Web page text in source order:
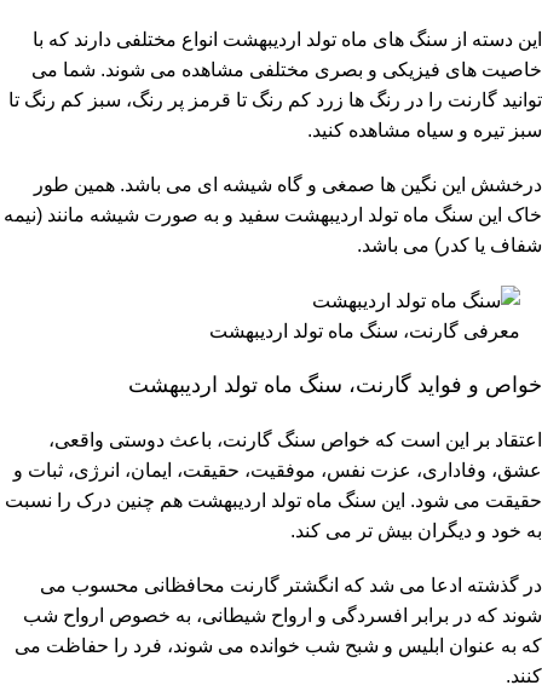
این دسته از سنگ های ماه تولد اردیبهشت انواع مختلفی دارند که با
خاصیت های فیزیکی و بصری مختلفی مشاهده می شوند. شما می
توانید گارنت را در رنگ ها زرد کم رنگ تا قرمز پر رنگ، سبز کم رنگ تا
سبز تیره و سیاه مشاهده کنید.
درخشش این نگین ها صمغی و گاه شیشه ای می باشد. همین طور
خاک این سنگ ماه تولد اردیبهشت سفید و به صورت شیشه مانند (نیمه
شفاف یا کدر) می باشد.
معرفی گارنت، سنگ ماه تولد اردیبهشت
خواص و فواید گارنت، سنگ ماه تولد اردیبهشت
اعتقاد بر این است که خواص سنگ گارنت، باعث دوستی واقعی،
عشق، وفاداری، عزت نفس، موفقیت، حقیقت، ایمان، انرژی، ثبات و
حقیقت می شود. این سنگ ماه تولد اردیبهشت هم چنین درک را نسبت
به خود و دیگران بیش تر می کند.
در گذشته ادعا می شد که انگشتر گارنت محافظانی محسوب می
شوند که در برابر افسردگی و ارواح شیطانی، به خصوص ارواح شب
که به عنوان ابلیس و شبح شب خوانده می شوند، فرد را حفاظت می
کنند.